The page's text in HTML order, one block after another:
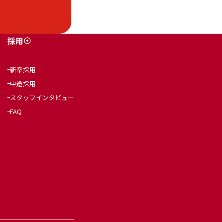
採用
新卒採用
中途採用
スタッフインタビュー
FAQ